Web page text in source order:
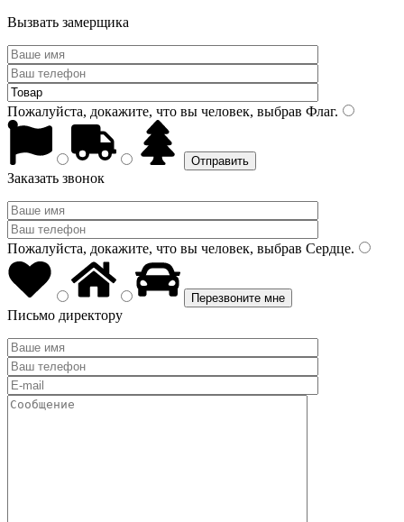
Вызвать замерщика
Пожалуйста, докажите, что вы человек, выбрав Флаг.
Заказать звонок
Пожалуйста, докажите, что вы человек, выбрав Сердце.
Письмо директору